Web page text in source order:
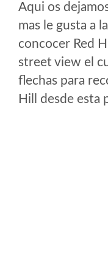
Aqui os
mas le gusta a
concocer Red
street view el
flechas para
Hill desde esta